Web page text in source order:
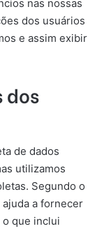
nas nossas
dos usuários
e assim exibir
dos
de dados
utilizamos
Segundo o
a fornecer
que inclui